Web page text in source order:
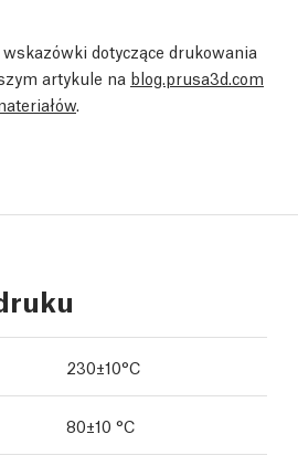
dotyczące drukowania
artykule na blog.prusa3d.com
.
230±10°C
80±10 °C